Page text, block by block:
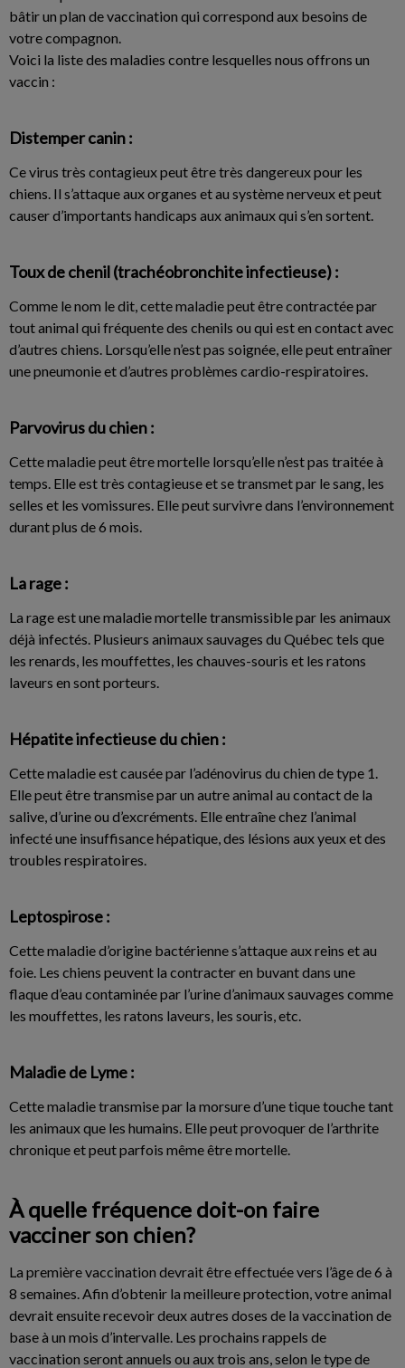
bâtir un plan de vaccination qui correspond aux besoins de
votre compagnon.
Voici la liste des maladies contre lesquelles nous offrons un
vaccin :
Distemper canin :
Ce virus très contagieux peut être très dangereux pour les
chiens. Il s’attaque aux organes et au système nerveux et peut
causer d’importants handicaps aux animaux qui s’en sortent.
Toux de chenil (trachéobronchite infectieuse) :
Comme le nom le dit, cette maladie peut être contractée par
tout animal qui fréquente des chenils ou qui est en contact avec
d’autres chiens. Lorsqu’elle n’est pas soignée, elle peut entraîner
une pneumonie et d’autres problèmes cardio-respiratoires.
Parvovirus du chien :
Cette maladie peut être mortelle lorsqu’elle n’est pas traitée à
temps. Elle est très contagieuse et se transmet par le sang, les
selles et les vomissures. Elle peut survivre dans l’environnement
durant plus de 6 mois.
La rage :
La rage est une maladie mortelle transmissible par les animaux
déjà infectés. Plusieurs animaux sauvages du Québec tels que
les renards, les mouffettes, les chauves-souris et les ratons
laveurs en sont porteurs.
Hépatite infectieuse du chien :
Cette maladie est causée par l’adénovirus du chien de type 1.
Elle peut être transmise par un autre animal au contact de la
salive, d’urine ou d’excréments. Elle entraîne chez l’animal
infecté une insuffisance hépatique, des lésions aux yeux et des
troubles respiratoires.
Leptospirose :
Cette maladie d’origine bactérienne s’attaque aux reins et au
foie. Les chiens peuvent la contracter en buvant dans une
flaque d’eau contaminée par l’urine d’animaux sauvages comme
les mouffettes, les ratons laveurs, les souris, etc.
Maladie de Lyme :
Cette maladie transmise par la morsure d’une tique touche tant
les animaux que les humains. Elle peut provoquer de l’arthrite
chronique et peut parfois même être mortelle.
À quelle fréquence doit-on faire
vacciner son chien?
La première vaccination devrait être effectuée vers l’âge de 6 à
8 semaines. Afin d’obtenir la meilleure protection, votre animal
devrait ensuite recevoir deux autres doses de la vaccination de
base à un mois d’intervalle. Les prochains rappels de
vaccination seront annuels ou aux trois ans, selon le type de